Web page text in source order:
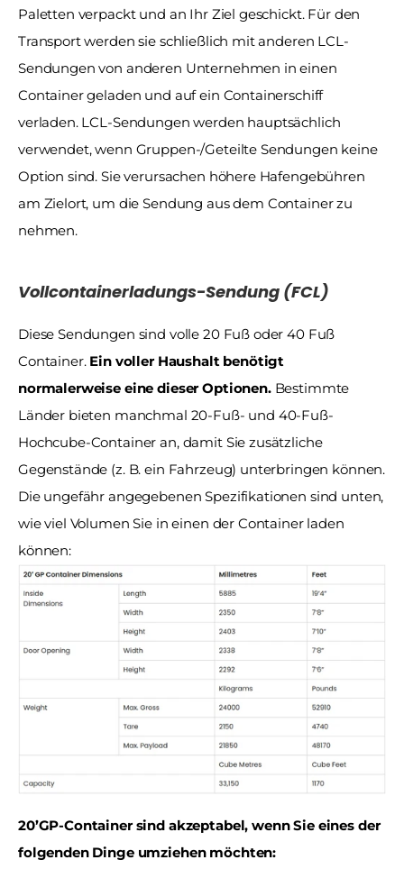
Paletten verpackt und an Ihr Ziel geschickt. Für den
Transport werden sie schließlich mit anderen LCL-
Sendungen von anderen Unternehmen in einen
Container geladen und auf ein Containerschiff
verladen. LCL-Sendungen werden hauptsächlich
verwendet, wenn Gruppen-/Geteilte Sendungen keine
Option sind. Sie verursachen höhere Hafengebühren
am Zielort, um die Sendung aus dem Container zu
nehmen.
Vollcontainerladungs-Sendung (FCL)
Diese Sendungen sind volle 20 Fuß oder 40 Fuß
Container. Ein voller Haushalt benötigt
normalerweise eine dieser Optionen. Bestimmte
Länder bieten manchmal 20-Fuß- und 40-Fuß-
Hochcube-Container an, damit Sie zusätzliche
Gegenstände (z. B. ein Fahrzeug) unterbringen können.
Die ungefähr angegebenen Spezifikationen sind unten,
wie viel Volumen Sie in einen der Container laden
können:
20’GP-Container sind akzeptabel, wenn Sie eines der
folgenden Dinge umziehen möchten: